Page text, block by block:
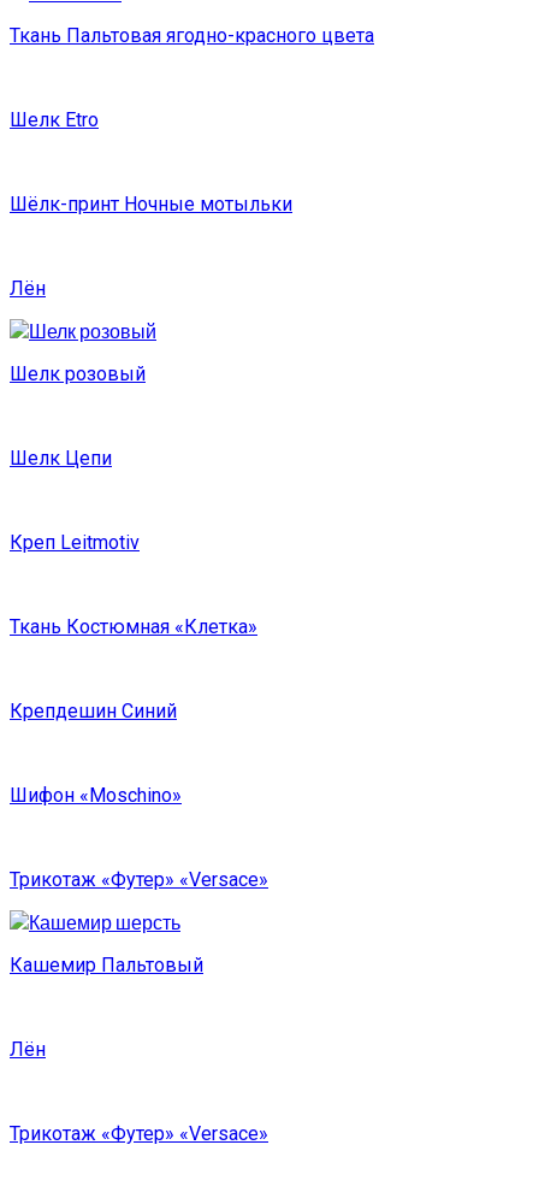
Ткань Пальтовая ягодно-красного цвета
Шелк Etro
Шёлк-принт Ночные мотыльки
Лён
Шелк розовый
Шелк Цепи
Креп Leitmotiv
Ткань Костюмная «Клетка»
Крепдешин Синий
Шифон «Moschino»
Трикотаж «Футер» «Versace»
Кашемир Пальтовый
Лён
Трикотаж «Футер» «Versace»